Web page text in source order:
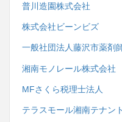
普川造園株式会社
株式会社ビーンビズ
一般社団法人藤沢市薬剤
湘南モノレール株式会社
MFさくら税理士法人
テラスモール湘南テナン